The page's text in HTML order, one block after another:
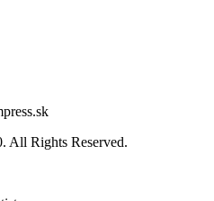
All Rights Reserved.